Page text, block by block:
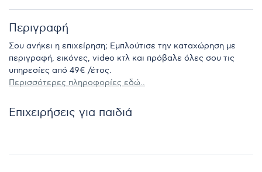
Περιγραφή
Σου ανήκει η επιχείρηση; Εμπλούτισε την καταχώρηση με
περιγραφή, εικόνες, video κτλ και πρόβαλε όλες σου τις
υπηρεσίες από 49€ /έτος.
Περισσότερες πληροφορίες εδώ..
Επιχειρήσεις για παιδιά